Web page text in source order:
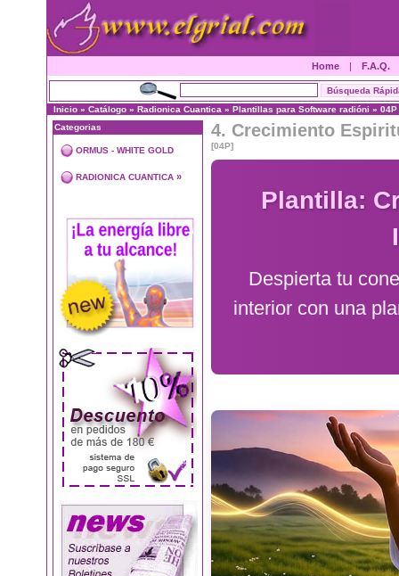
Home | F.A.Q.
Inicio » Catálogo » Radionica Cuantica » Plantillas para Software radióni » 04P
Categorias
ORMUS - WHITE GOLD
RADIONICA CUANTICA »
4. Crecimiento
[04P]
Plantilla:
Despierta tu
interior con una